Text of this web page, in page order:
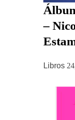
–
Libros